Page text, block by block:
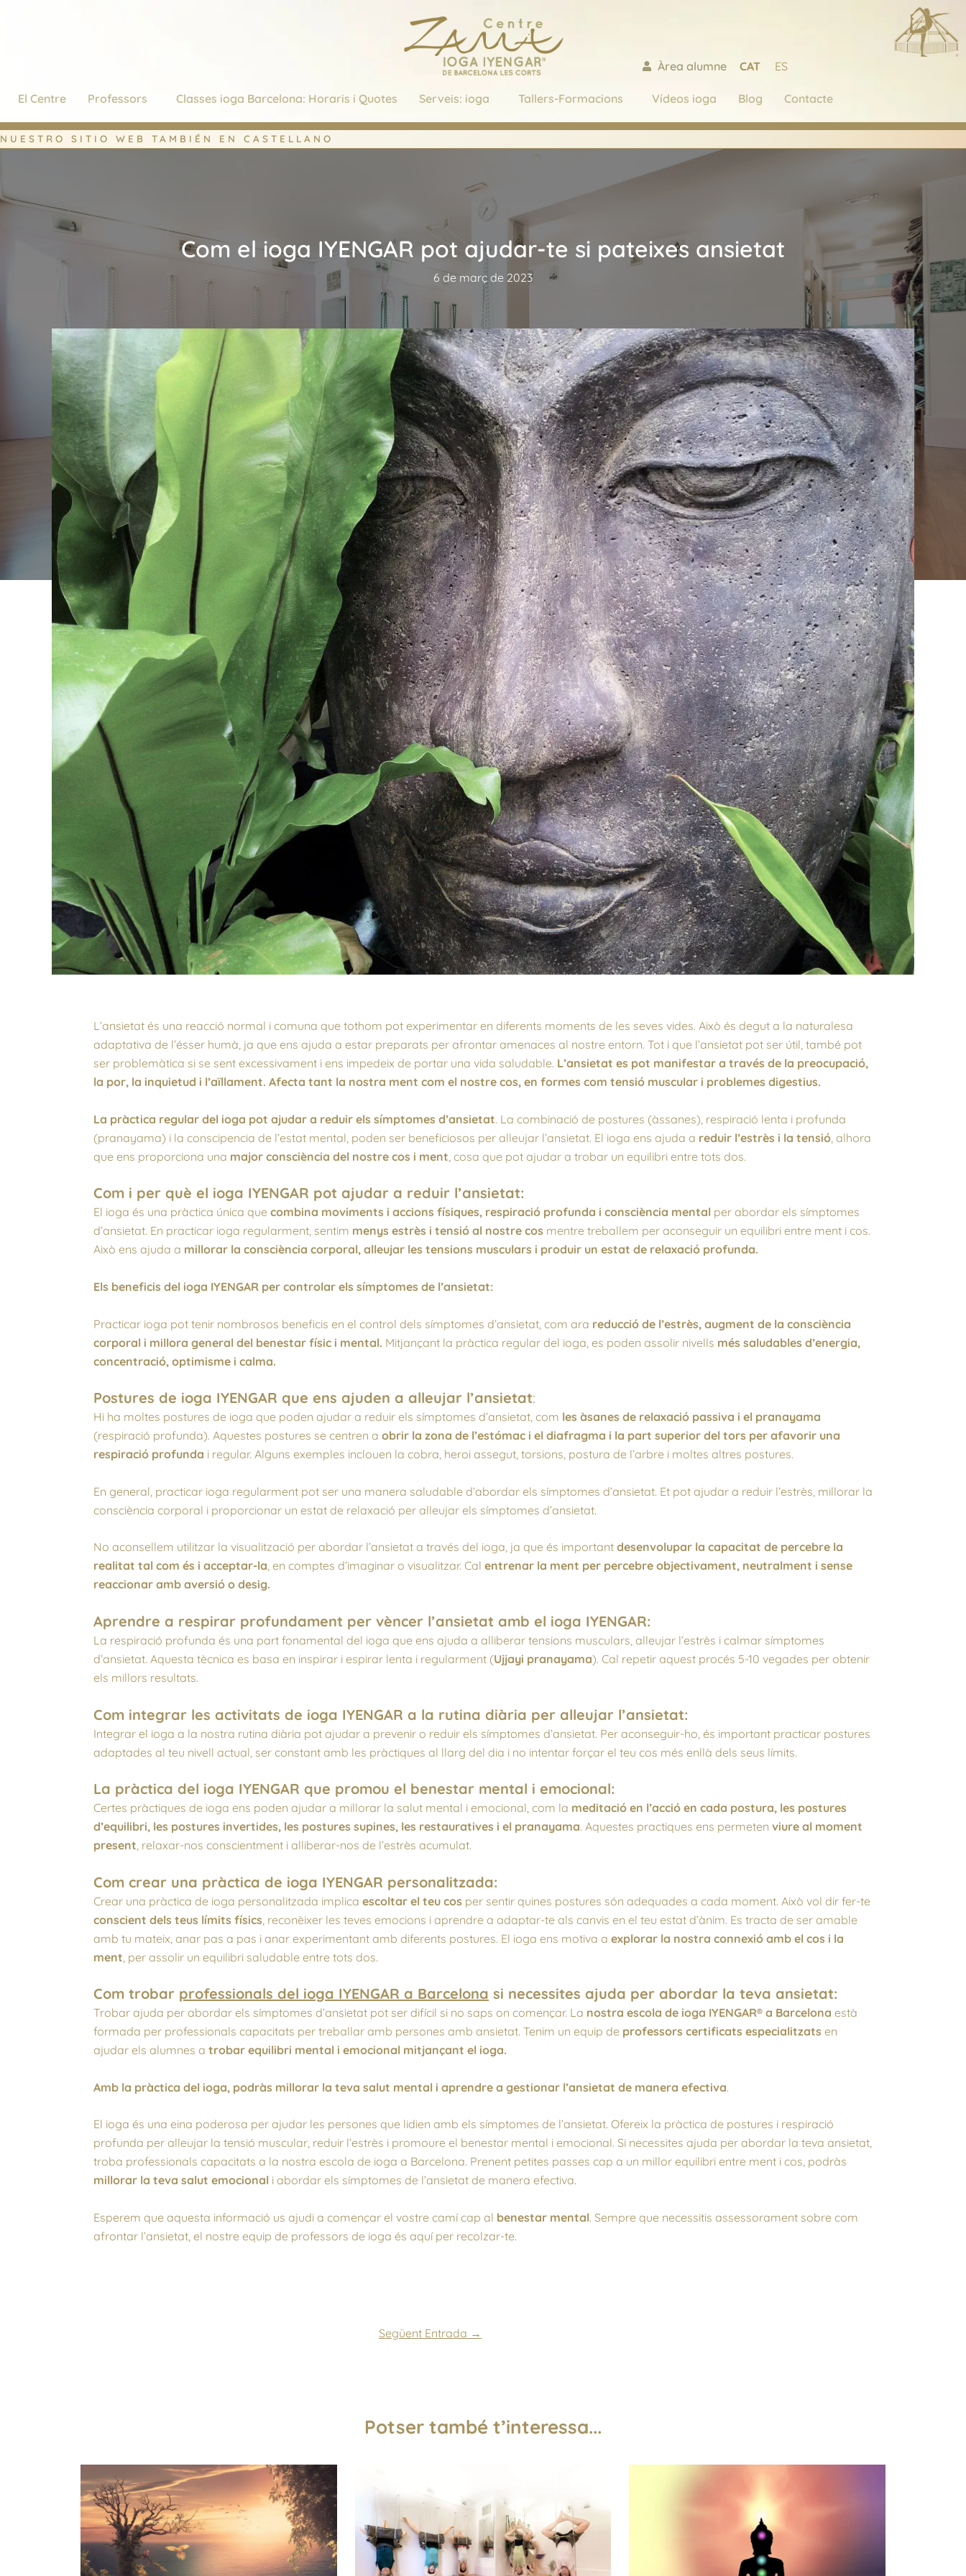
Àrea alumne
CAT ES
El Centre Professors Classes ioga Barcelona: Horaris i Quotes Serveis: ioga Tallers-Formacions Vídeos ioga Blog Contacte
NUESTRO SITIO WEB TAMBIÉN EN CASTELLANO
Com el ioga IYENGAR pot ajudar-te si pateixes ansietat
6 de març de 2023
L’ansietat és una reacció normal i comuna que tothom pot experimentar en diferents moments de les seves vides. Això és degut a la naturalesa
adaptativa de l’ésser humà, ja que ens ajuda a estar preparats per afrontar amenaces al nostre entorn. Tot i que l’ansietat pot ser útil, també pot
ser problemàtica si se sent excessivament i ens impedeix de portar una vida saludable. L’ansietat es pot manifestar a través de la preocupació,
la por, la inquietud i l’aïllament. Afecta tant la nostra ment com el nostre cos, en formes com tensió muscular i problemes digestius.
La pràctica regular del ioga pot ajudar a reduir els símptomes d’ansietat. La combinació de postures (àssanes), respiració lenta i profunda
(pranayama) i la conscipencia de l’estat mental, poden ser beneficiosos per alleujar l’ansietat. El ioga ens ajuda a reduir l’estrès i la tensió , alhora
que ens proporciona una major consciència del nostre cos i ment , cosa que pot ajudar a trobar un equilibri entre tots dos.
Com i per què el ioga IYENGAR pot ajudar a reduir l’ansietat:
El ioga és una pràctica única que combina moviments i accions físiques, respiració profunda i consciència mental per abordar els símptomes
d’ansietat. En practicar ioga regularment, sentim menys estrès i tensió al nostre cos mentre treballem per aconseguir un equilibri entre ment i cos.
Això ens ajuda a millorar la consciència corporal, alleujar les tensions musculars i produir un estat de relaxació profunda.
Els beneficis del ioga IYENGAR per controlar els símptomes de l’ansietat:
Practicar ioga pot tenir nombrosos beneficis en el control dels símptomes d’ansietat, com ara reducció de l’estrès, augment de la consciència
corporal i millora general del benestar físic i mental. Mitjançant la pràctica regular del ioga, es poden assolir nivells més saludables d’energia,
concentració, optimisme i calma.
Postures de ioga IYENGAR que ens ajuden a alleujar l’ansietat:
Hi ha moltes postures de ioga que poden ajudar a reduir els símptomes d’ansietat, com les àsanes de relaxació passiva i el pranayama
(respiració profunda). Aquestes postures se centren a obrir la zona de l’estómac i el diafragma i la part superior del tors per afavorir una
respiració profunda i regular. Alguns exemples inclouen la cobra, heroi assegut, torsions, postura de l’arbre i moltes altres postures.
En general, practicar ioga regularment pot ser una manera saludable d’abordar els símptomes d’ansietat. Et pot ajudar a reduir l’estrès, millorar la
consciència corporal i proporcionar un estat de relaxació per alleujar els símptomes d’ansietat.
No aconsellem utilitzar la visualització per abordar l’ansietat a través del ioga, ja que és important desenvolupar la capacitat de percebre la
realitat tal com és i acceptar-la, en comptes d’imaginar o visualitzar. Cal entrenar la ment per percebre objectivament, neutralment i sense
reaccionar amb aversió o desig.
Aprendre a respirar profundament per vèncer l’ansietat amb el ioga IYENGAR:
La respiració profunda és una part fonamental del ioga que ens ajuda a alliberar tensions musculars, alleujar l’estrès i calmar símptomes
d’ansietat. Aquesta tècnica es basa en inspirar i espirar lenta i regularment (Ujjayi pranayama). Cal repetir aquest procés 5-10 vegades per obtenir
els millors resultats.
Com integrar les activitats de ioga IYENGAR a la rutina diària per alleujar l’ansietat:
Integrar el ioga a la nostra rutina diària pot ajudar a prevenir o reduir els símptomes d’ansietat. Per aconseguir-ho, és important practicar postures
adaptades al teu nivell actual, ser constant amb les pràctiques al llarg del dia i no intentar forçar el teu cos més enllà dels seus límits.
La pràctica del ioga IYENGAR que promou el benestar mental i emocional:
Certes pràctiques de ioga ens poden ajudar a millorar la salut mental i emocional, com la meditació en l’acció en cada postura, les postures
d’equilibri, les postures invertides, les postures supines, les restauratives i el pranayama. Aquestes practiques ens permeten viure al moment
present, relaxar-nos conscientment i alliberar-nos de l’estrès acumulat.
Com crear una pràctica de ioga IYENGAR personalitzada:
Crear una pràctica de ioga personalitzada implica escoltar el teu cos per sentir quines postures són adequades a cada moment. Això vol dir fer-te
conscient dels teus límits físics , reconèixer les teves emocions i aprendre a adaptar-te als canvis en el teu estat d’ànim. Es tracta de ser amable
amb tu mateix, anar pas a pas i anar experimentant amb diferents postures. El ioga ens motiva a explorar la nostra connexió amb el cos i la
ment , per assolir un equilibri saludable entre tots dos.
Com trobar professionals del ioga IYENGAR a Barcelona si necessites ajuda per abordar la teva ansietat:
Trobar ajuda per abordar els símptomes d’ansietat pot ser difícil si no saps on començar. La nostra escola de ioga IYENGAR® a Barcelona està
formada per professionals capacitats per treballar amb persones amb ansietat. Tenim un equip de professors certificats especialitzats en
ajudar els alumnes a trobar equilibri mental i emocional mitjançant el ioga.
Amb la pràctica del ioga, podràs millorar la teva salut mental i aprendre a gestionar l’ansietat de manera efectiva.
El ioga és una eina poderosa per ajudar les persones que lidien amb els símptomes de l’ansietat. Ofereix la pràctica de postures i respiració
profunda per alleujar la tensió muscular, reduir l’estrès i promoure el benestar mental i emocional. Si necessites ajuda per abordar la teva ansietat,
troba professionals capacitats a la nostra escola de ioga a Barcelona. Prenent petites passes cap a un millor equilibri entre ment i cos, podràs
millorar la teva salut emocional i abordar els símptomes de l’ansietat de manera efectiva.
Esperem que aquesta informació us ajudi a començar el vostre camí cap al benestar mental. Sempre que necessitis assessorament sobre com
afrontar l’ansietat, el nostre equip de professors de ioga és aquí per recolzar-te.
Següent Entrada →
Potser també t’interessa...